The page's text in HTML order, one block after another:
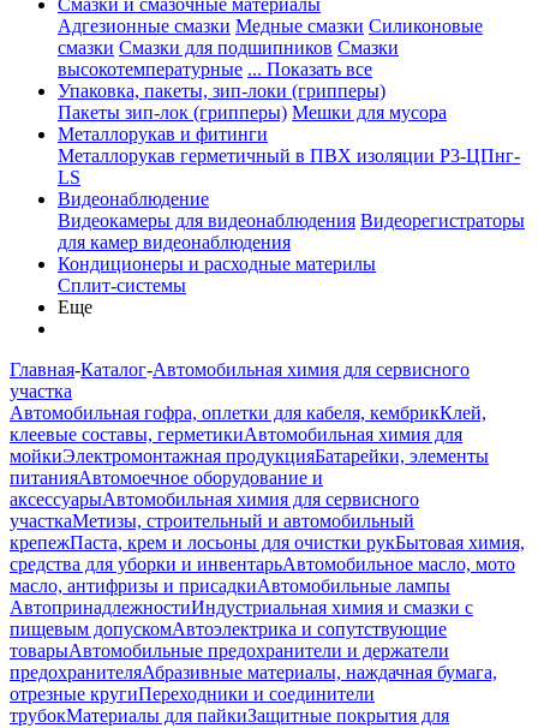
Смазки и смазочные материалы
Адгезионные смазки Медные смазки Силиконовые
смазки Смазки для подшипников Смазки
высокотемпературные ... Показать все
Упаковка, пакеты, зип-локи (грипперы)
Пакеты зип-лок (грипперы) Мешки для мусора
Металлорукав и фитинги
Металлорукав герметичный в ПВХ изоляции Р3-ЦПнг-
LS
Видеонаблюдение
Видеокамеры для видеонаблюдения Видеорегистраторы
для камер видеонаблюдения
Кондиционеры и расходные материлы
Сплит-системы
Еще
Главная-Каталог-Автомобильная химия для сервисного
участка
Автомобильная гофра, оплетки для кабеля, кембрикКлей,
клеевые составы, герметикиАвтомобильная химия для
мойкиЭлектромонтажная продукцияБатарейки, элементы
питанияАвтомоечное оборудование и
аксессуарыАвтомобильная химия для сервисного
участкаМетизы, строительный и автомобильный
крепежПаста, крем и лосьоны для очистки рукБытовая химия,
средства для уборки и инвентарьАвтомобильное масло, мото
масло, антифризы и присадкиАвтомобильные лампы
АвтопринадлежностиИндустриальная химия и смазки с
пищевым допускомАвтоэлектрика и сопутствующие
товарыАвтомобильные предохранители и держатели
предохранителяАбразивные материалы, наждачная бумага,
отрезные кругиПереходники и соединители
трубокМатериалы для пайкиЗащитные покрытия для